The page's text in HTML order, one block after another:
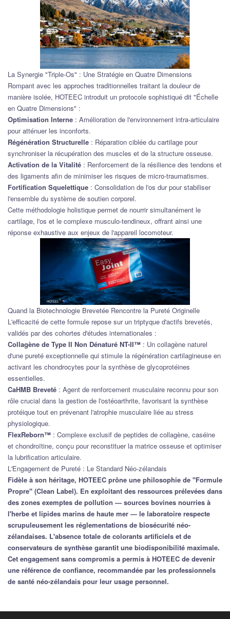
La Synergie "Triple-Os" : Une Stratégie en Quatre Dimensions
Rompant avec les approches traditionnelles traitant la douleur de
manière isolée, HOTEEC introduit un protocole sophistiqué dit "Échelle
en Quatre Dimensions" :
Optimisation Interne : Amélioration de l'environnement intra-articulaire
pour atténuer les inconforts.
Régénération Structurelle : Réparation ciblée du cartilage pour
synchroniser la récupération des muscles et de la structure osseuse.
Activation de la Vitalité : Renforcement de la résilience des tendons et
des ligaments afin de minimiser les risques de micro-traumatismes.
Fortification Squelettique : Consolidation de l'os dur pour stabiliser
l'ensemble du système de soutien corporel.
Cette méthodologie holistique permet de nourrir simultanément le
cartilage, l'os et le complexe musculo-tendineux, offrant ainsi une
réponse exhaustive aux enjeux de l'appareil locomoteur.
Quand la Biotechnologie Brevetée Rencontre la Pureté Originelle
L'efficacité de cette formule repose sur un triptyque d'actifs brevetés,
validés par des cohortes d'études internationales :
Collagène de Type II Non Dénaturé NT-II™ : Un collagène naturel
d'une pureté exceptionnelle qui stimule la régénération cartilagineuse en
activant les chondrocytes pour la synthèse de glycoprotéines
essentielles.
CaHMB Breveté : Agent de renforcement musculaire reconnu pour son
rôle crucial dans la gestion de l'ostéoarthrite, favorisant la synthèse
protéique tout en prévenant l'atrophie musculaire liée au stress
physiologique.
FlexReborn™ : Complexe exclusif de peptides de collagène, caséine
et chondroïtine, conçu pour reconstituer la matrice osseuse et optimiser
la lubrification articulaire.
L'Engagement de Pureté : Le Standard Néo-zélandais
Fidèle à son héritage, HOTEEC prône une philosophie de "Formule
Propre" (Clean Label). En exploitant des ressources prélevées dans
des zones exemptes de pollution — sources bovines nourries à
l'herbe et lipides marins de haute mer — le laboratoire respecte
scrupuleusement les réglementations de biosécurité néo-
zélandaises. L'absence totale de colorants artificiels et de
conservateurs de synthèse garantit une biodisponibilité maximale.
Cet engagement sans compromis a permis à HOTEEC de devenir
une référence de confiance, recommandée par les professionnels
de santé néo-zélandais pour leur usage personnel.